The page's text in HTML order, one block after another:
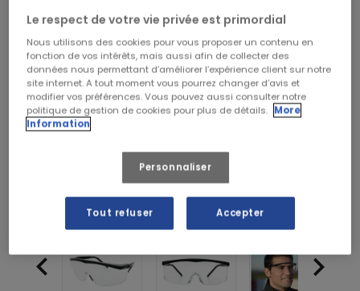
 
Le respect de votre vie privée est primordial
Nous utilisons des cookies pour vous proposer un contenu en
fonction de vos intérêts, mais aussi afin de collecter des
données nous permettant d’améliorer l’expérience client sur notre
site internet. A tout moment vous pourrez changer d’avis et
modifier vos préférences. Vous pouvez aussi consulter notre
politique de gestion de cookies pour plus de détails. More
Information
Personnaliser
Tout refuser Accepter